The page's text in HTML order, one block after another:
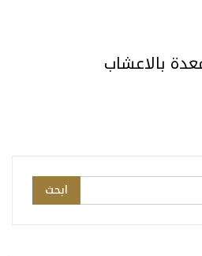
بالاعشاب